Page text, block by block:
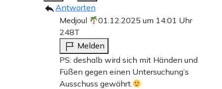
Antworten
Medjoul
01.12.2025 um 14:01 Uhr
248T
Melden
PS: deshalb wird sich mit Händen und
Füßen gegen einen Untersuchung’s
Ausschuss gewährt.